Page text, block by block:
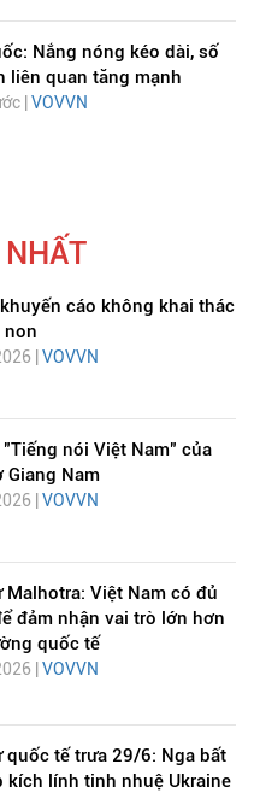
Nắng nóng kéo dài, số
liên quan tăng mạnh
| VOVVN
cáo không khai thác
non
| VOVVN
nói Việt Nam" của
Giang Nam
| VOVVN
Malhotra: Việt Nam có đủ
đảm nhận vai trò lớn hơn
quốc tế
|VOVVN
quốc tế trưa 29/6: Nga bất
kích lính tinh nhuệ Ukraine